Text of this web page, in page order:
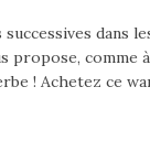
dans
propose, comme
! Achetez ce